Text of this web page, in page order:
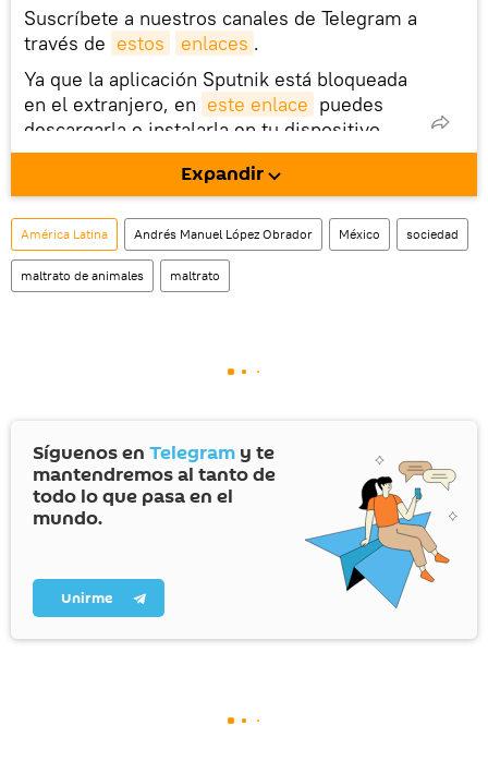
Suscríbete a nuestros canales de Telegram a
través de estos enlaces .
Ya que la aplicación Sputnik está bloqueada
en el extranjero, en este enlace puedes
descargarla e instalarla en tu dispositivo
móvil (¡solo para Android!).
También tenemos una cuenta en la red
social rusa VK .
Expandir
América Latina Andrés Manuel López Obrador México sociedad
maltrato de animales maltrato
Síguenos en Telegram y te
mantendremos al tanto de
todo lo que pasa en el
mundo.
Unirme